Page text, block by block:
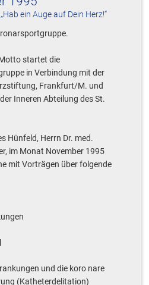
ein Auge auf Dein Herz!“
startet die
in Verbindung mit der
Frankfurt/M. und
Inneren Abteilung des St.
Hünfeld, Herrn Dr. med.
im Monat November 1995
mit Vorträgen über folgende
und die koro nare
(Katheterdelitation)